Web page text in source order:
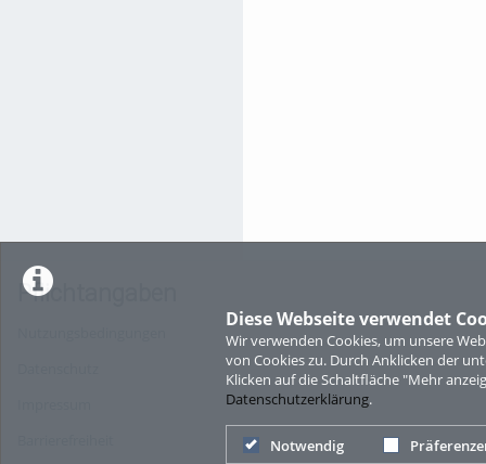
Diese Webseite verwendet
Wir verwenden Cookies, um unsere
von Cookies zu. Durch Anklicken der
Klicken auf die Schaltfläche "Mehr
Datenschutzerklärung.
Notwendig
Pflichtangaben